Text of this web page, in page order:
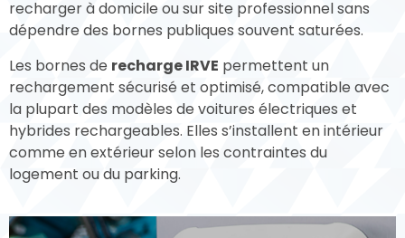
recharger à domicile ou sur site professionnel sans
dépendre des bornes publiques souvent saturées.
Les bornes de recharge IRVE permettent un
rechargement sécurisé et optimisé, compatible avec
la plupart des modèles de voitures électriques et
hybrides rechargeables. Elles s’installent en intérieur
comme en extérieur selon les contraintes du
logement ou du parking.